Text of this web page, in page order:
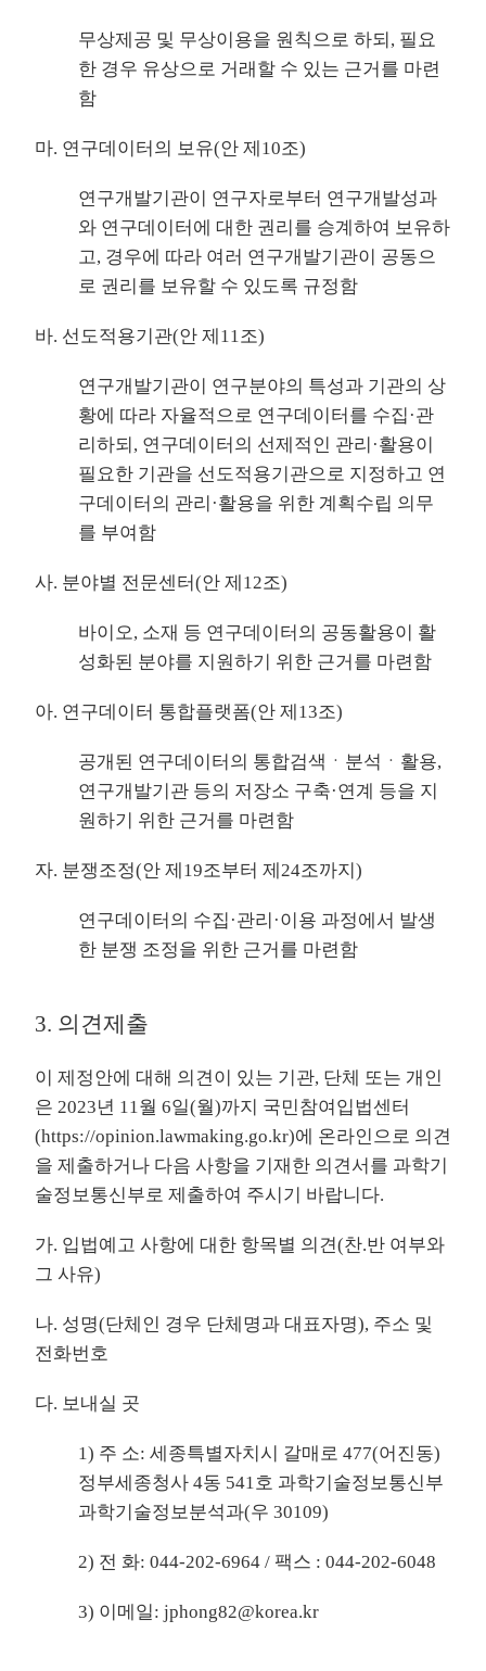
무상제공 및 무상이용을 원칙으로 하되, 필요
한 경우 유상으로 거래할 수 있는 근거를 마련
함
마. 연구데이터의 보유(안 제10조)
연구개발기관이 연구자로부터 연구개발성과
와 연구데이터에 대한 권리를 승계하여 보유하
고, 경우에 따라 여러 연구개발기관이 공동으
로 권리를 보유할 수 있도록 규정함
바. 선도적용기관(안 제11조)
연구개발기관이 연구분야의 특성과 기관의 상
황에 따라 자율적으로 연구데이터를 수집·관
리하되, 연구데이터의 선제적인 관리·활용이
필요한 기관을 선도적용기관으로 지정하고 연
구데이터의 관리·활용을 위한 계획수립 의무
를 부여함
사. 분야별 전문센터(안 제12조)
바이오, 소재 등 연구데이터의 공동활용이 활
성화된 분야를 지원하기 위한 근거를 마련함
아. 연구데이터 통합플랫폼(안 제13조)
공개된 연구데이터의 통합검색ㆍ분석ㆍ활용,
연구개발기관 등의 저장소 구축·연계 등을 지
원하기 위한 근거를 마련함
자. 분쟁조정(안 제19조부터 제24조까지)
연구데이터의 수집·관리·이용 과정에서 발생
한 분쟁 조정을 위한 근거를 마련함
3. 의견제출
이 제정안에 대해 의견이 있는 기관, 단체 또는 개인
은 2023년 11월 6일(월)까지 국민참여입법센터
(https://opinion.lawmaking.go.kr)에 온라인으로 의견
을 제출하거나 다음 사항을 기재한 의견서를 과학기
술정보통신부로 제출하여 주시기 바랍니다.
가. 입법예고 사항에 대한 항목별 의견(찬.반 여부와
그 사유)
나. 성명(단체인 경우 단체명과 대표자명), 주소 및
전화번호
다. 보내실 곳
1) 주 소: 세종특별자치시 갈매로 477(어진동)
정부세종청사 4동 541호 과학기술정보통신부
과학기술정보분석과(우 30109)
2) 전 화: 044-202-6964 / 팩스 : 044-202-6048
3) 이메일: jphong82@korea.kr